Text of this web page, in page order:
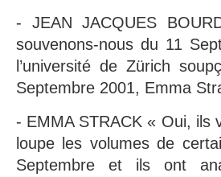
- JEAN JACQUES
souvenons-nous du 11
l’université de Zürich
Septembre 2001, Emma
- EMMA STRACK « Oui, ils
loupe les volumes de
Septembre et ils ont